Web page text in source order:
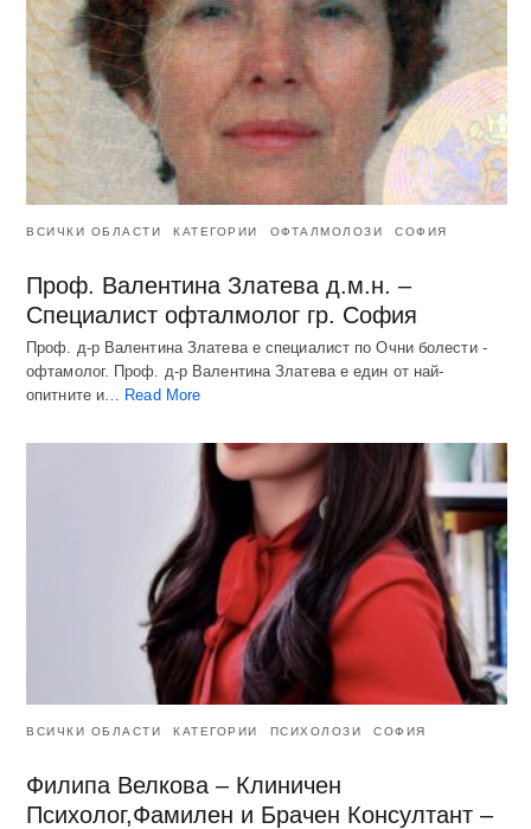
ВСИЧКИ ОБЛАСТИ КАТЕГОРИИ ОФТАЛМОЛОЗИ СОФИЯ
Проф. Валентина Златева д.м.н. –
Специалист офталмолог гр. София
Проф. д-р Валентина Златева е специалист по Очни болести -
офтамолог. Проф. д-р Валентина Златева е един от най-
опитните и… Read More
ВСИЧКИ ОБЛАСТИ КАТЕГОРИИ ПСИХОЛОЗИ СОФИЯ
Филипа Велкова – Клиничен
Психолог,Фамилен и Брачен Консултант –